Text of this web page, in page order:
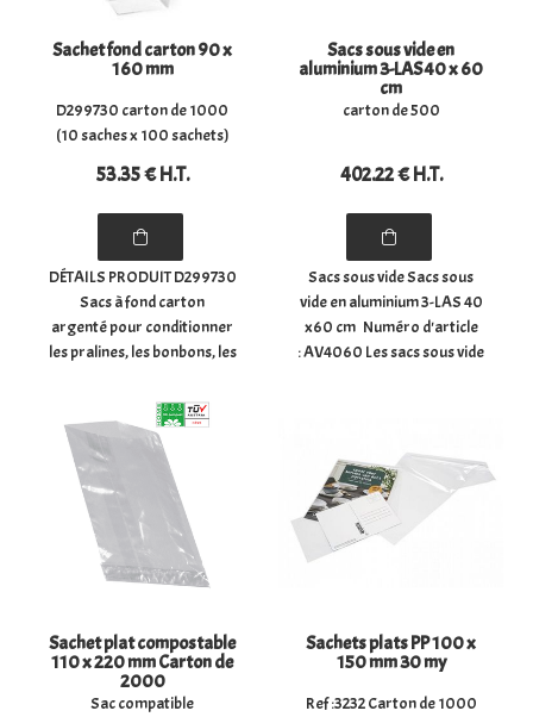
Sachet fond carton 90 x
160 mm
D299730 carton de 1000
(10 saches x 100 sachets)
53.35€ H.T.
DÉTAILS PRODUIT D299730
Sacs à fond carton
argenté pour conditionner
les pralines, les bonbons, les
les biscuits, les épices, ...
- Dimensions du sachet à
plat : (largeur) 9 cm x
(hauteur) 16 ...
Sacs sous vide en
aluminium 3-LAS 40 x 60
cm
carton de 500
402.22€ H.T.
Sacs sous vide Sacs sous
vide en aluminium 3-LAS 40
x60 cm Numéro d'article
: AV4060 Les sacs sous vide
aliments et produits
frais. L'emballage sous vide
...
Sachet plat compostable
110 x 220 mm Carton de
2000
Sac compatible
Sachets plats PP 100 x
150 mm 30 my
Ref :3232 Carton de 1000